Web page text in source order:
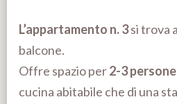
L’appartamento n. 3si trova
balcone.
Offre spazio per2-3 persone
cucina abitabile che di una